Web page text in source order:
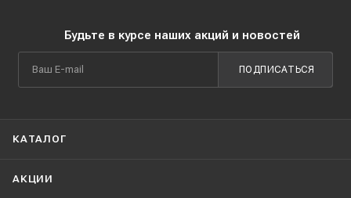
Будьте в курсе наших акций и новостей
ПОДПИСАТЬСЯ
КАТАЛОГ
АКЦИИ